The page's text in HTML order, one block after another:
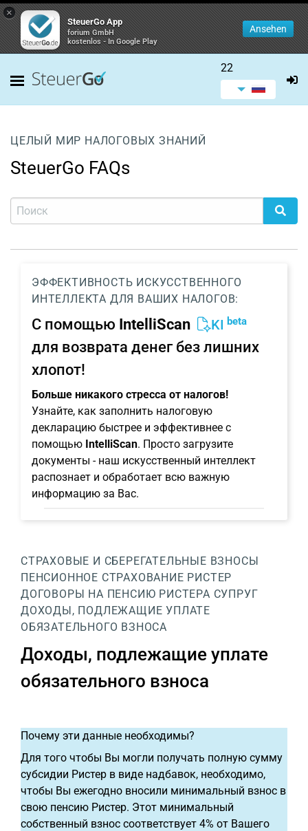
×
SteuerGo App
forium GmbH
kostenlos - In Google Play
Ansehen
22
ЦЕЛЫЙ МИР НАЛОГОВЫХ ЗНАНИЙ
SteuerGo FAQs
ЭФФЕКТИВНОСТЬ ИСКУССТВЕННОГО
ИНТЕЛЛЕКТА ДЛЯ ВАШИХ НАЛОГОВ:
С помощью IntelliScan KI beta
для возврата денег без лишних
хлопот!
Больше никакого стресса от налогов!
Узнайте, как заполнить налоговую
декларацию быстрее и эффективнее с
помощью IntelliScan. Просто загрузите
документы - наш искусственный интеллект
распознает и обработает всю важную
информацию за Вас.
СТРАХОВЫЕ И СБЕРЕГАТЕЛЬНЫЕ ВЗНОСЫ
ПЕНСИОННОЕ СТРАХОВАНИЕ РИСТЕР
ДОГОВОРЫ НА ПЕНСИЮ РИСТЕРА СУПРУГ
ДОХОДЫ, ПОДЛЕЖАЩИЕ УПЛАТЕ
ОБЯЗАТЕЛЬНОГО ВЗНОСА
Доходы, подлежащие уплате
обязательного взноса
Почему эти данные необходимы?
Для того чтобы Вы могли получать полную сумму
субсидии Ристер в виде надбавок, необходимо,
чтобы Вы ежегодно вносили минимальный взнос в
свою пенсию Ристер. Этот минимальный
собственный взнос соответствует 4% от Вашего